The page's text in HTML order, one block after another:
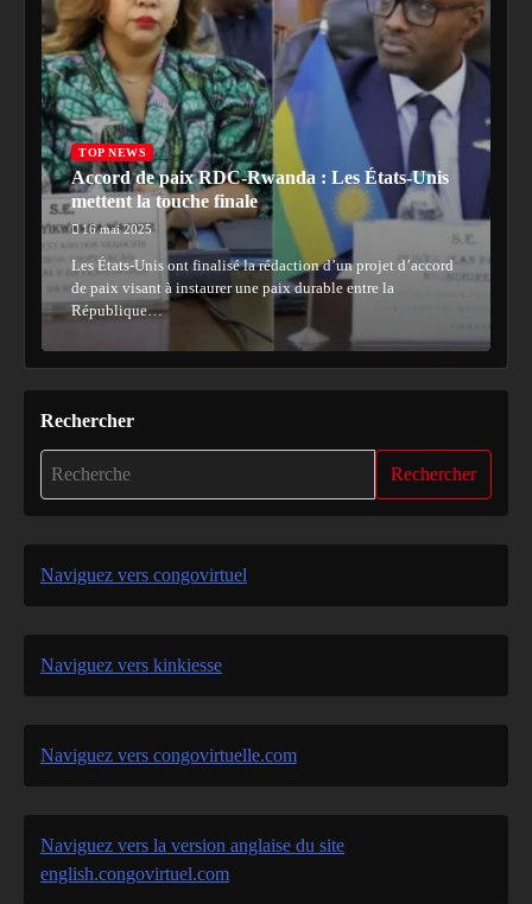
TOP NEWS
Accord de paix RDC-Rwanda : Les États-Unis
mettent la touche finale
16 mai 2025
Les États-Unis ont finalisé la rédaction d’un projet d’accord
de paix visant à instaurer une paix durable entre la
République…
Rechercher
Rechercher
Naviguez vers congovirtuel
Naviguez vers kinkiesse
Naviguez vers congovirtuelle.com
Naviguez vers la version anglaise du site
english.congovirtuel.com